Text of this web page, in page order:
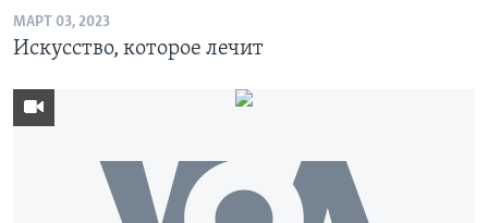
МАРТ 03, 2023
Искусство, которое лечит